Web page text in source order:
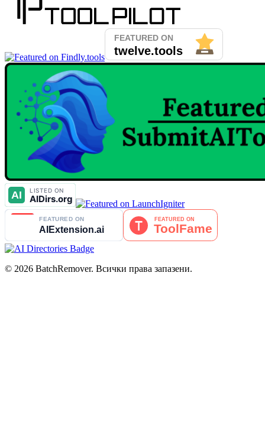
© 2026 BatchRemover. Всички права запазени.